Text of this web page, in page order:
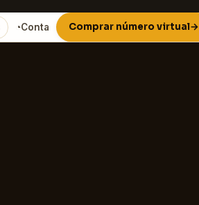
◔Conta Comprar número virtual→